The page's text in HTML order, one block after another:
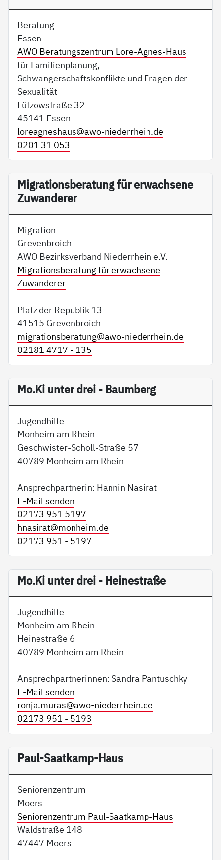
Beratung
Essen
AWO Beratungszentrum Lore-Agnes-Haus
für Familienplanung,
Schwangerschaftskonflikte und Fragen der
Sexualität
Lützowstraße 32
45141 Essen
loreagneshaus@awo-niederrhein.de
0201 31 053
Migrationsberatung für erwachsene
Zuwanderer
Migration
Grevenbroich
AWO Bezirksverband Niederrhein e.V.
Migrationsberatung für erwachsene
Zuwanderer
Platz der Republik 13
41515 Grevenbroich
migrationsberatung@awo-niederrhein.de
02181 4717 - 135
Mo.Ki unter drei - Baumberg
Jugendhilfe
Monheim am Rhein
Geschwister-Scholl-Straße 57
40789 Monheim am Rhein
Ansprechpartnerin: Hannin Nasirat
E-Mail senden
02173 951 5197
hnasirat@monheim.de
02173 951 - 5197
Mo.Ki unter drei - Heinestraße
Jugendhilfe
Monheim am Rhein
Heinestraße 6
40789 Monheim am Rhein
Ansprechpartnerinnen: Sandra Pantuschky
E-Mail senden
ronja.muras@awo-niederrhein.de
02173 951 - 5193
Paul-Saatkamp-Haus
Seniorenzentrum
Moers
Seniorenzentrum Paul-Saatkamp-Haus
Waldstraße 148
47447 Moers